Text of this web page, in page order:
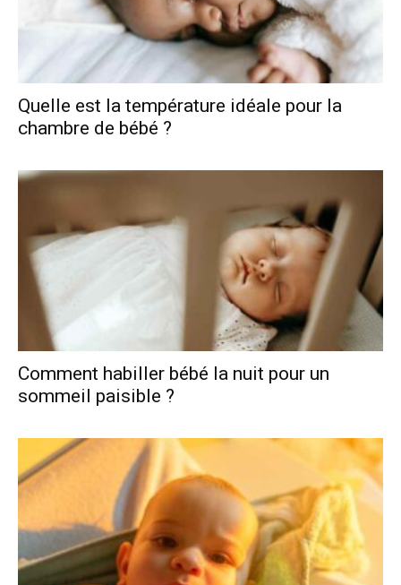
Quelle est la température idéale pour la
chambre de bébé ?
Comment habiller bébé la nuit pour un
sommeil paisible ?